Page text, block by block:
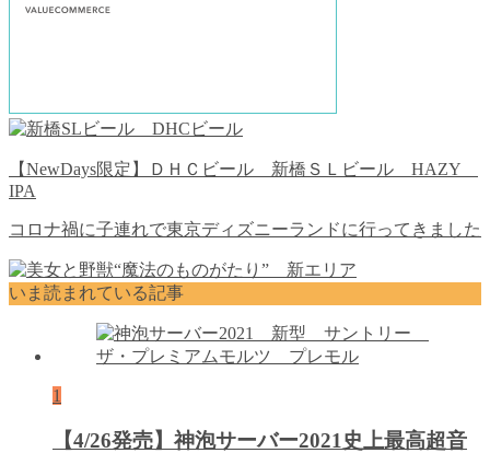
【NewDays限定】ＤＨＣビール 新橋ＳＬビール HAZY
IPA
コロナ禍に子連れで東京ディズニーランドに行ってきました
いま読まれている記事
1
【4/26発売】神泡サーバー2021史上最高超音